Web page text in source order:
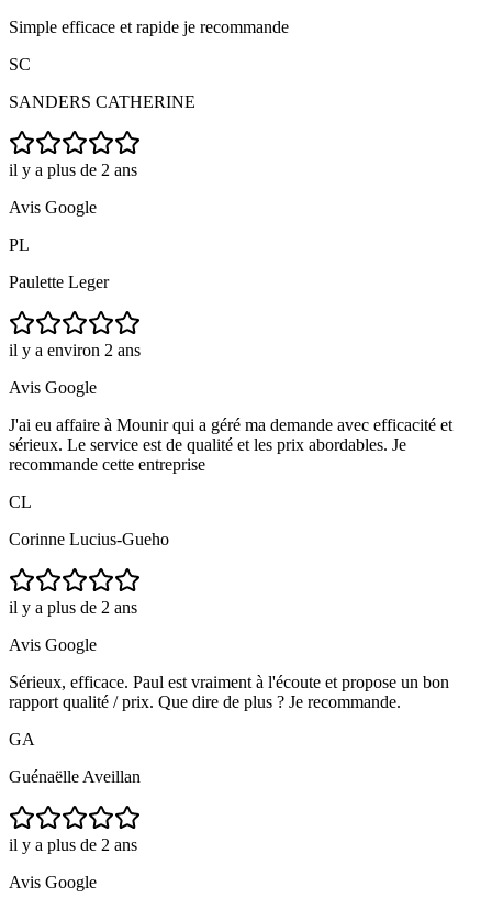
Simple efficace et rapide je recommande
SC
SANDERS CATHERINE
il y a plus de 2 ans
Avis Google
PL
Paulette Leger
il y a environ 2 ans
Avis Google
J'ai eu affaire à Mounir qui a géré ma demande avec efficacité et
sérieux. Le service est de qualité et les prix abordables. Je
recommande cette entreprise
CL
Corinne Lucius-Gueho
il y a plus de 2 ans
Avis Google
Sérieux, efficace. Paul est vraiment à l'écoute et propose un bon
rapport qualité / prix. Que dire de plus ? Je recommande.
GA
Guénaëlle Aveillan
il y a plus de 2 ans
Avis Google